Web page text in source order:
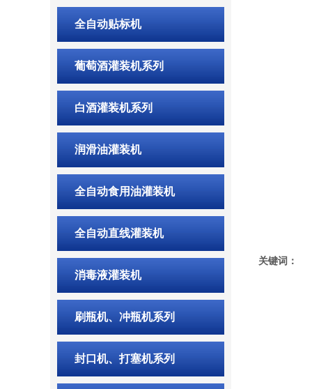
全自动贴标机
葡萄酒灌装机系列
白酒灌装机系列
润滑油灌装机
全自动食用油灌装机
全自动直线灌装机
消毒液灌装机
刷瓶机、冲瓶机系列
封口机、打塞机系列
关键词：